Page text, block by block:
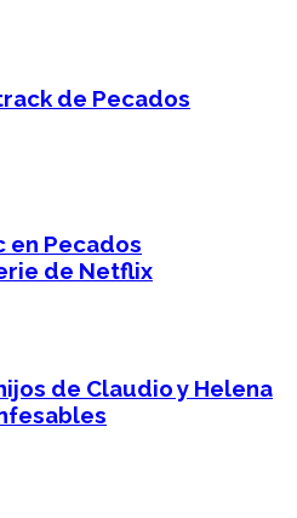
de Pecados
en Pecados
de Netflix
de Claudio y Helena